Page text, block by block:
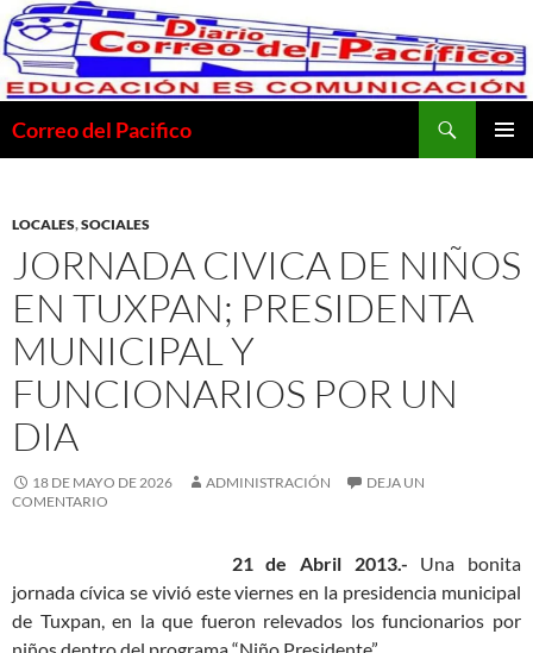
Saltar
al
contenido
Correo del Pacifico
LOCALES,SOCIALES
JORNADA CIVICA DE NIÑOS
EN TUXPAN; PRESIDENTA
MUNICIPAL Y
FUNCIONARIOS POR UN
DIA
18 DE MAYO DE 2026 ADMINISTRACIÓN
DEJA UN
COMENTARIO
21 de Abril 2013.- Una bonita
jornada cívica se vivió este viernes en la presidencia municipal
de Tuxpan, en la que fueron relevados los funcionarios por